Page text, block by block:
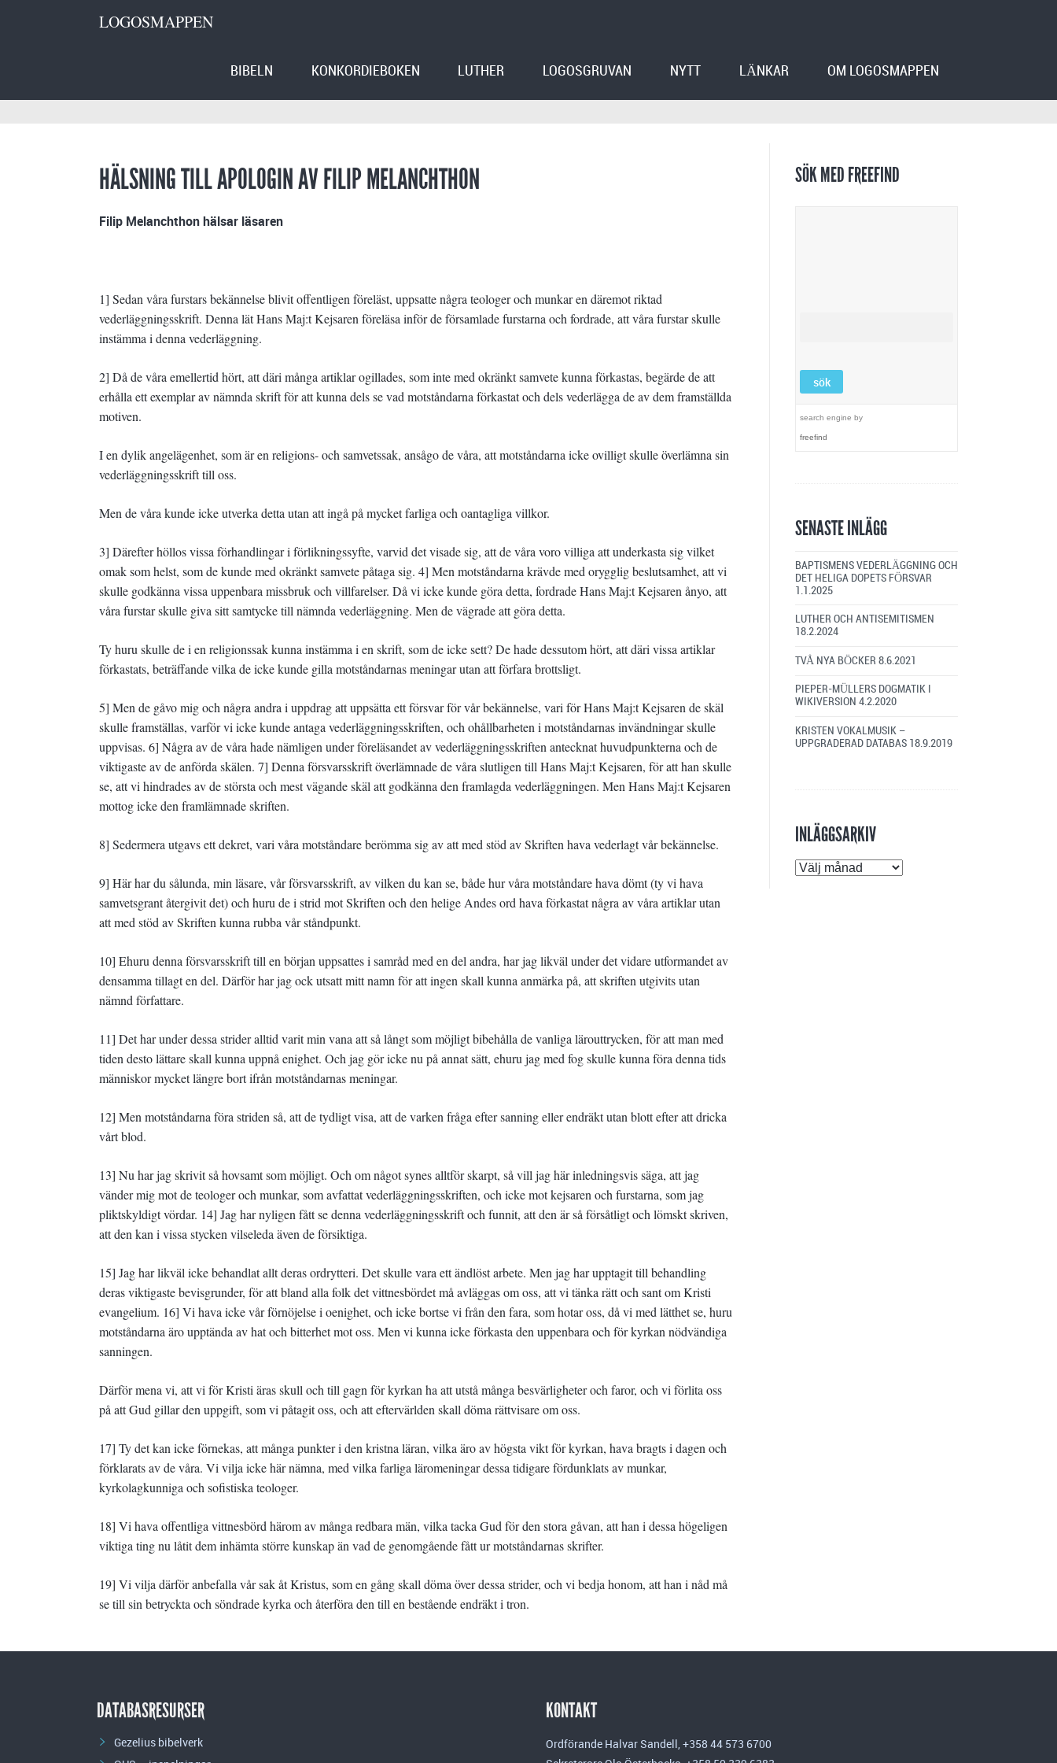
LOGOSMAPPEN
BIBELN KONKORDIEBOKEN LUTHER LOGOSGRUVAN NYTT LÄNKAR OM LOGOSMAPPEN
HÄLSNING TILL APOLOGIN AV FILIP MELANCHTHON
Filip Melanchthon hälsar läsaren
1] Sedan våra furstars bekännelse blivit offentligen föreläst, uppsatte några teologer och munkar en däremot riktad
vederläggningsskrift. Denna lät Hans Maj:t Kejsaren föreläsa inför de församlade furstarna och fordrade, att våra furstar skulle
instämma i denna vederläggning.
2] Då de våra emellertid hört, att däri många artiklar ogillades, som inte med okränkt samvete kunna förkastas, begärde de att
erhålla ett exemplar av nämnda skrift för att kunna dels se vad motståndarna förkastat och dels vederlägga de av dem framställda
motiven.
I en dylik angelägenhet, som är en religions- och samvetssak, ansågo de våra, att motståndarna icke ovilligt skulle överlämna sin
vederläggningsskrift till oss.
Men de våra kunde icke utverka detta utan att ingå på mycket farliga och oantagliga villkor.
3] Därefter höllos vissa förhandlingar i förlikningssyfte, varvid det visade sig, att de våra voro villiga att underkasta sig vilket
omak som helst, som de kunde med okränkt samvete påtaga sig. 4] Men motståndarna krävde med orygglig beslutsamhet, att vi
skulle godkänna vissa uppenbara missbruk och villfarelser. Då vi icke kunde göra detta, fordrade Hans Maj:t Kejsaren ånyo, att
våra furstar skulle giva sitt samtycke till nämnda vederläggning. Men de vägrade att göra detta.
Ty huru skulle de i en religionssak kunna instämma i en skrift, som de icke sett? De hade dessutom hört, att däri vissa artiklar
förkastats, beträffande vilka de icke kunde gilla motståndarnas meningar utan att förfara brottsligt.
5] Men de gåvo mig och några andra i uppdrag att uppsätta ett försvar för vår bekännelse, vari för Hans Maj:t Kejsaren de skäl
skulle framställas, varför vi icke kunde antaga vederläggningsskriften, och ohållbarheten i motståndarnas invändningar skulle
uppvisas. 6] Några av de våra hade nämligen under föreläsandet av vederläggningsskriften antecknat huvudpunkterna och de
viktigaste av de anförda skälen. 7] Denna försvarsskrift överlämnade de våra slutligen till Hans Maj:t Kejsaren, för att han skulle
se, att vi hindrades av de största och mest vägande skäl att godkänna den framlagda vederläggningen. Men Hans Maj:t Kejsaren
mottog icke den framlämnade skriften.
8] Sedermera utgavs ett dekret, vari våra motståndare berömma sig av att med stöd av Skriften hava vederlagt vår bekännelse.
9] Här har du sålunda, min läsare, vår försvarsskrift, av vilken du kan se, både hur våra motståndare hava dömt (ty vi hava
samvetsgrant återgivit det) och huru de i strid mot Skriften och den helige Andes ord hava förkastat några av våra artiklar utan
att med stöd av Skriften kunna rubba vår ståndpunkt.
10] Ehuru denna försvarsskrift till en början uppsattes i samråd med en del andra, har jag likväl under det vidare utformandet av
densamma tillagt en del. Därför har jag ock utsatt mitt namn för att ingen skall kunna anmärka på, att skriften utgivits utan
nämnd författare.
11] Det har under dessa strider alltid varit min vana att så långt som möjligt bibehålla de vanliga lärouttrycken, för att man med
tiden desto lättare skall kunna uppnå enighet. Och jag gör icke nu på annat sätt, ehuru jag med fog skulle kunna föra denna tids
människor mycket längre bort ifrån motståndarnas meningar.
12] Men motståndarna föra striden så, att de tydligt visa, att de varken fråga efter sanning eller endräkt utan blott efter att dricka
vårt blod.
13] Nu har jag skrivit så hovsamt som möjligt. Och om något synes alltför skarpt, så vill jag här inledningsvis säga, att jag
vänder mig mot de teologer och munkar, som avfattat vederläggningsskriften, och icke mot kejsaren och furstarna, som jag
pliktskyldigt vördar. 14] Jag har nyligen fått se denna vederläggningsskrift och funnit, att den är så försåtligt och lömskt skriven,
att den kan i vissa stycken vilseleda även de försiktiga.
15] Jag har likväl icke behandlat allt deras ordrytteri. Det skulle vara ett ändlöst arbete. Men jag har upptagit till behandling
deras viktigaste bevisgrunder, för att bland alla folk det vittnesbördet må avläggas om oss, att vi tänka rätt och sant om Kristi
evangelium. 16] Vi hava icke vår förnöjelse i oenighet, och icke bortse vi från den fara, som hotar oss, då vi med lätthet se, huru
motståndarna äro upptända av hat och bitterhet mot oss. Men vi kunna icke förkasta den uppenbara och för kyrkan nödvändiga
sanningen.
Därför mena vi, att vi för Kristi äras skull och till gagn för kyrkan ha att utstå många besvärligheter och faror, och vi förlita oss
på att Gud gillar den uppgift, som vi påtagit oss, och att eftervärlden skall döma rättvisare om oss.
17] Ty det kan icke förnekas, att många punkter i den kristna läran, vilka äro av högsta vikt för kyrkan, hava bragts i dagen och
förklarats av de våra. Vi vilja icke här nämna, med vilka farliga läromeningar dessa tidigare fördunklats av munkar,
kyrkolagkunniga och sofistiska teologer.
18] Vi hava offentliga vittnesbörd härom av många redbara män, vilka tacka Gud för den stora gåvan, att han i dessa högeligen
viktiga ting nu låtit dem inhämta större kunskap än vad de genomgående fått ur motståndarnas skrifter.
19] Vi vilja därför anbefalla vår sak åt Kristus, som en gång skall döma över dessa strider, och vi bedja honom, att han i nåd må
se till sin betryckta och söndrade kyrka och återföra den till en bestående endräkt i tron.
SÖK MED FREEFIND
search engine by
freefind
SENASTE INLÄGG
BAPTISMENS VEDERLÄGGNING OCH
DET HELIGA DOPETS FÖRSVAR
1.1.2025
LUTHER OCH ANTISEMITISMEN
18.2.2024
TVÅ NYA BÖCKER 8.6.2021
PIEPER-MÜLLERS DOGMATIK I
WIKIVERSION 4.2.2020
KRISTEN VOKALMUSIK –
UPPGRADERAD DATABAS 18.9.2019
INLÄGGSARKIV
Inläggsarkiv
DATABASRESURSER
Gezelius bibelverk
KONTAKT
Ordförande Halvar Sandell, +358 44 573 6700